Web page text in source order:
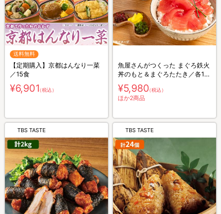
送料無料
【定期購入】京都はんなり一菜
／15食
¥6,901（税込）
魚屋さんがつくった まぐろ鉄火
丼のもと＆まぐろたたき／各10
食×2 計20食
¥5,980（税込）
ほか2商品
TBS TASTE TBS TASTE